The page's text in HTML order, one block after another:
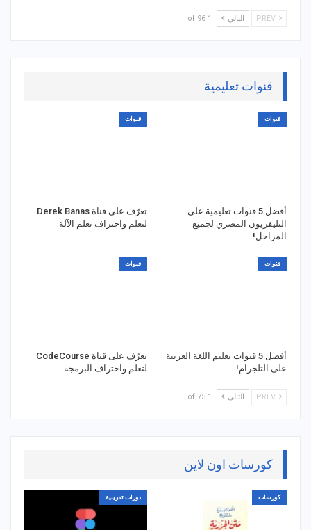
التالي 1 of 96
قنوات تعليمية
قنوات
أفضل 5 قنوات تعليمية على
التليفزيون المصري لجميع
المراحل!
قنوات
تعرّف على قناة Derek Banas
لتعلم واحتراف تعلم الآلة
قنوات
أفضل 5 قنوات تعليم اللغة العربية
على التلجرام!
قنوات
تعرّف على قناة CodeCourse
لتعلم واحتراف البرمجة
التالي 1 of 75
كورسات اون لاين
كورسات دورات تدريبية